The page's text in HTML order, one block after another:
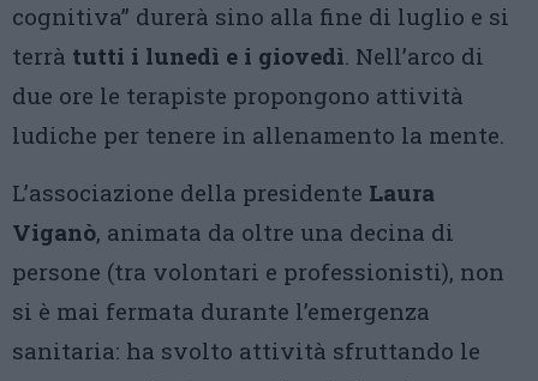
cognitiva” durerà sino alla fine di luglio e si
terrà tutti i lunedì e i giovedì. Nell’arco di
due ore le terapiste propongono attività
ludiche per tenere in allenamento la mente.
L’associazione della presidente Laura
Viganò, animata da oltre una decina di
persone (tra volontari e professionisti), non
si è mai fermata durante l’emergenza
sanitaria: ha svolto attività sfruttando le